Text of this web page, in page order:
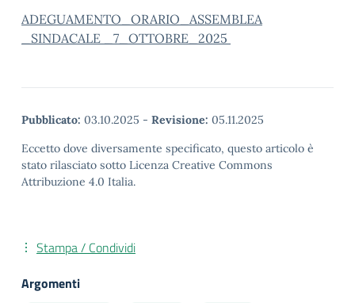
ADEGUAMENTO_ORARIO_ASSEMBLEA
_SINDACALE _7_OTTOBRE_2025
Pubblicato: 03.10.2025 - Revisione: 05.11.2025
Eccetto dove diversamente specificato, questo articolo è
stato rilasciato sotto Licenza Creative Commons
Attribuzione 4.0 Italia.
Stampa / Condividi
Argomenti